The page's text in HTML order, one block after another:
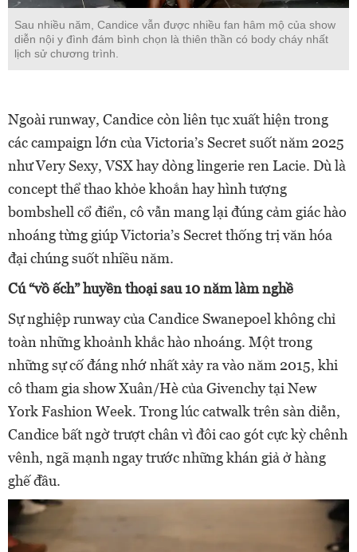
Sau nhiều năm, Candice vẫn được nhiều fan hâm mộ của show
diễn nội y đình đám bình chọn là thiên thần có body cháy nhất
lịch sử chương trình.
Ngoài runway, Candice còn liên tục xuất hiện trong
các campaign lớn của Victoria’s Secret suốt năm 2025
như Very Sexy, VSX hay dòng lingerie ren Lacie. Dù là
concept thể thao khỏe khoắn hay hình tượng
bombshell cổ điển, cô vẫn mang lại đúng cảm giác hào
nhoáng từng giúp Victoria’s Secret thống trị văn hóa
đại chúng suốt nhiều năm.
Cú “vồ ếch” huyền thoại sau 10 năm làm nghề
Sự nghiệp runway của Candice Swanepoel không chỉ
toàn những khoảnh khắc hào nhoáng. Một trong
những sự cố đáng nhớ nhất xảy ra vào năm 2015, khi
cô tham gia show Xuân/Hè của Givenchy tại New
York Fashion Week. Trong lúc catwalk trên sàn diễn,
Candice bất ngờ trượt chân vì đôi cao gót cực kỳ chênh
vênh, ngã mạnh ngay trước những khán giả ở hàng
ghế đầu.